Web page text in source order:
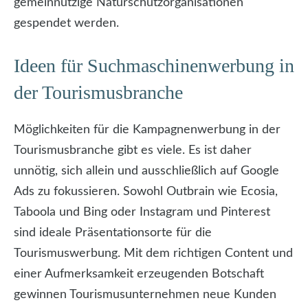
gemeinnützige Naturschutzorganisationen
gespendet werden.
Ideen für Suchmaschinenwerbung in
der Tourismusbranche
Möglichkeiten für die Kampagnenwerbung in der
Tourismusbranche gibt es viele. Es ist daher
unnötig, sich allein und ausschließlich auf Google
Ads zu fokussieren. Sowohl Outbrain wie Ecosia,
Taboola und Bing oder Instagram und Pinterest
sind ideale Präsentationsorte für die
Tourismuswerbung. Mit dem richtigen Content und
einer Aufmerksamkeit erzeugenden Botschaft
gewinnen Tourismusunternehmen neue Kunden